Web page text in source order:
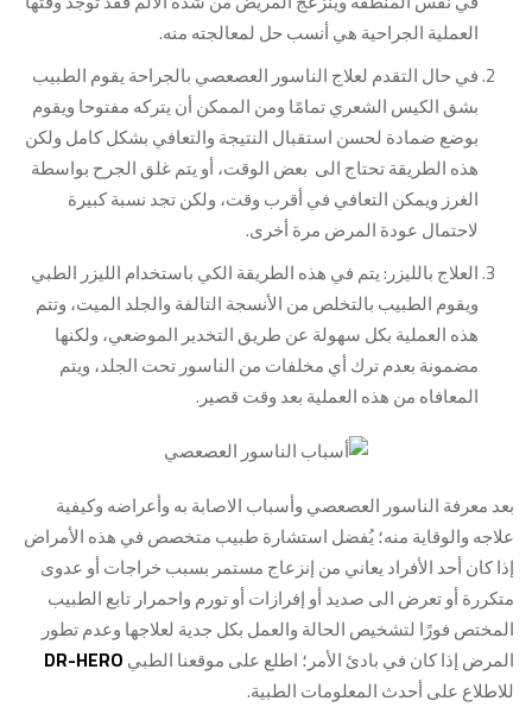
العملية الجراحية هي أنسب حل لمعالجته منه.
في حال التقدم لعلاج الناسور العصعصي بالجراحة يقوم الطبيب
بشق الكيس الشعري تمامًا ومن الممكن أن يتركه مفتوحا ويقوم
بوضع ضمادة لحسن استقبال النتيجة والتعافي بشكل كامل ولكن
هذه الطريقة تحتاج الى بعض الوقت، أو يتم غلق الجرح بواسطة
الغرز ويمكن التعافي في أقرب وقت، ولكن تجد نسبة كبيرة
لاحتمال عودة المرض مرة أخرى.
العلاج بالليزر: يتم في هذه الطريقة الكي باستخدام الليزر الطبي
ويقوم الطبيب بالتخلص من الأنسجة التالفة والجلد الميت، وتتم
هذه العملية بكل سهولة عن طريق التخدير الموضعي، ولكنها
مضمونة بعدم ترك أي مخلفات من الناسور تحت الجلد، ويتم
المعافاه من هذه العملية بعد وقت قصير.
بعد معرفة الناسور العصعصي وأسباب الاصابة به وأعراضه وكيفية
علاجه والوقاية منه؛ يُفضل استشارة طبيب متخصص في هذه الأمراض
إذا كان أحد الأفراد يعاني من إنزعاج مستمر بسبب خراجات أو عدوى
متكررة أو تعرض الى صديد أو إفرازات أو تورم واحمرار تابع الطبيب
المختص فورًا لتشخيص الحالة والعمل بكل جدية لعلاجها وعدم تطور
المرض إذا كان في بادئ الأمر؛ اطلع على موقعنا الطبيDR-HERO
للاطلاع على أحدث المعلومات الطبية.